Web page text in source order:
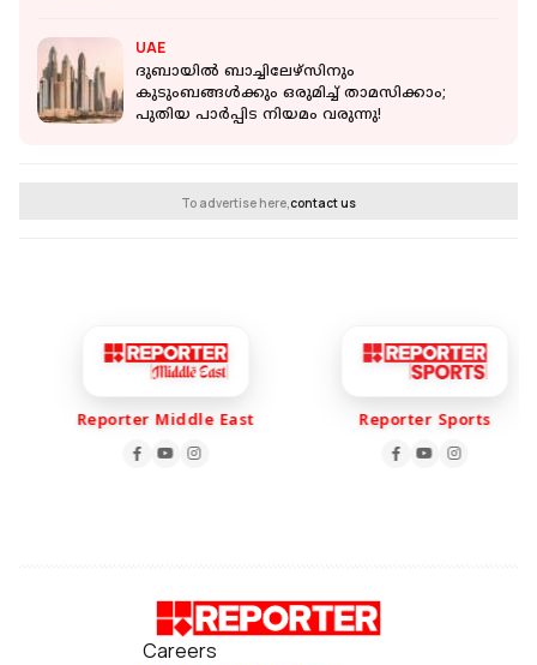
UAE
ദുബായിൽ ബാച്ചിലേഴ്സിനും
കുടുംബങ്ങൾക്കും ഒരുമിച്ച് താമസിക്കാം;
പുതിയ പാർപ്പിട നിയമം വരുന്നു!
To advertise here,contact us
Reporter Middle East Reporter Sports
Careers